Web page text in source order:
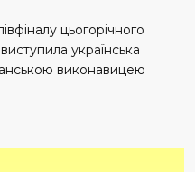
цьогорічного
українська
виконавицею